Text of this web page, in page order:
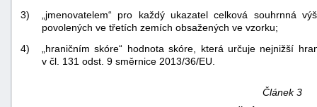
3)
„jmenovatelem“ pro každý ukazatel celková souhrnná
povolených ve třetích zemích obsažených ve vzorku;
4)
„hraničním skóre“ hodnota skóre, která určuje nejnižší
v čl. 131 odst. 9 směrnice 2013/36/EU.
Článek 3